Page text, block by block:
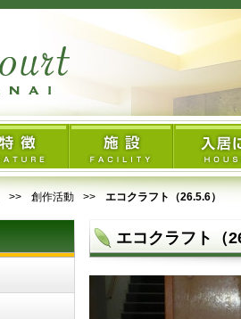
創作活動 エコクラフト（26.5.6）
エコクラフト（